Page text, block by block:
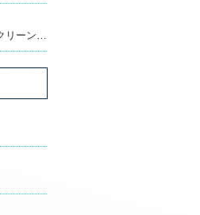
四国の道を美しく－「88クリーンウォーク四国」に参加しました!!